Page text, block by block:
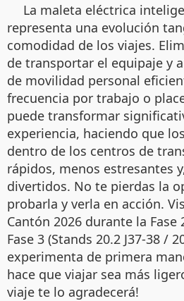
La maleta eléctrica
representa una evolución
comodidad de los viajes.
de transportar el equipaje y
de movilidad personal
frecuencia por trabajo o
puede transformar
experiencia, haciendo que
dentro de los centros de
rápidos, menos estresantes
divertidos. No te pierdas la
probarla y verla en acción.
Cantón 2026 durante la Fase
Fase 3 (Stands 20.2 J37-38 /
experimenta de primera
hace que viajar sea más
viaje te lo agradecerá!